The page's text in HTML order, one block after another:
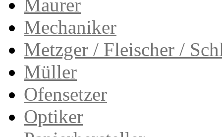
Maurer
Mechaniker
Metzger / Fleischer /
Müller
Ofensetzer
Optiker